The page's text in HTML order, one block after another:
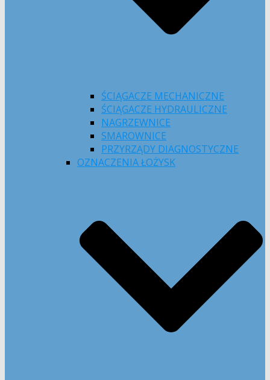
ŚCIĄGACZE MECHANICZNE
ŚCIĄGACZE HYDRAULICZNE
NAGRZEWNICE
SMAROWNICE
PRZYRZĄDY DIAGNOSTYCZNE
OZNACZENIA ŁOŻYSK